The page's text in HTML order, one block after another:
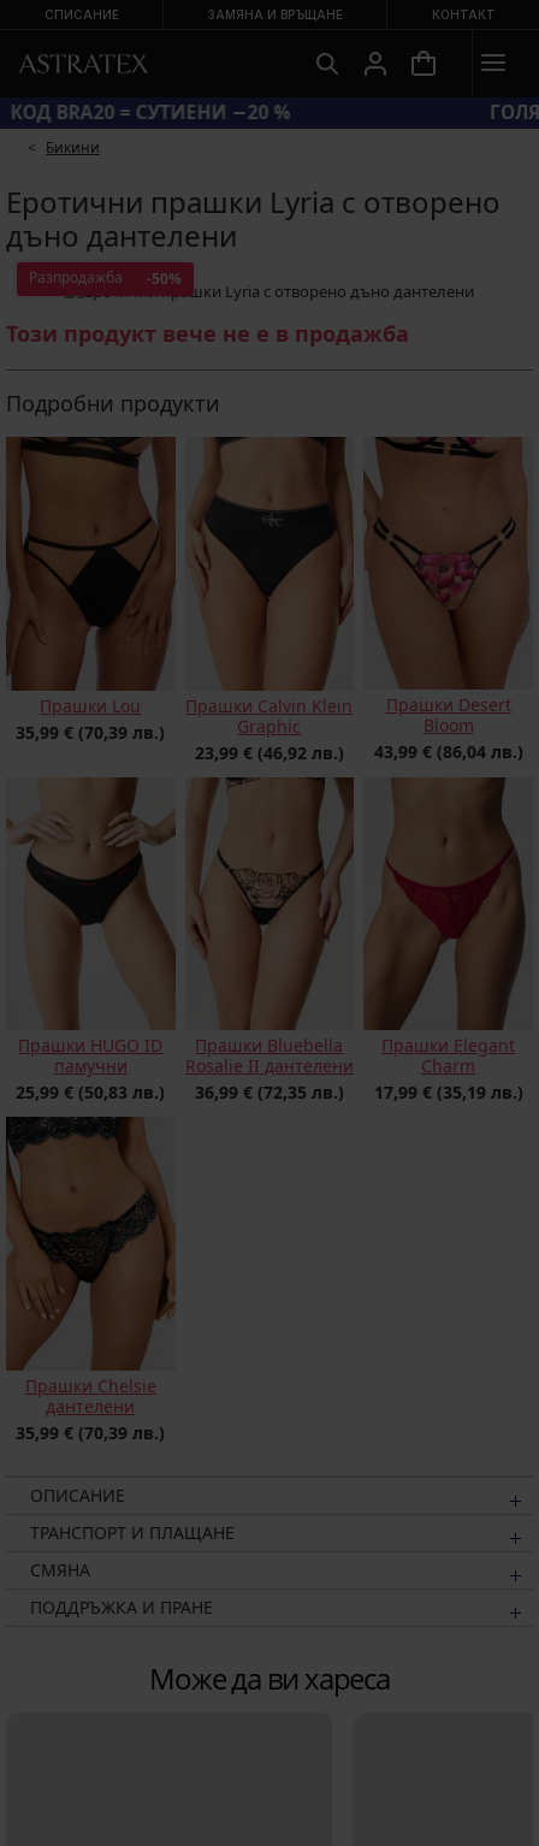
СПИСАНИЕ ЗАМЯНА И ВРЪЩАНЕ КОНТАКТ
КОД BRA20 = СУТИЕНИ −20 %
Бикини
Еротични прашки Lyria с отворено
дъно дантелени
Разпродажба -50%
Този продукт вече не е в продажба
Подробни продукти
Прашки Lou
35,99 € (70,39 лв.)
Прашки Calvin Klein
Graphic
23,99 € (46,92 лв.)
Прашки Desert
Bloom
43,99 € (86,04 лв.)
Прашки HUGO ID
памучни
25,99 € (50,83 лв.)
Прашки Bluebella
Rosalie II дантелени
36,99 € (72,35 лв.)
Прашки Elegant
Charm
17,99 € (35,19 лв.)
Прашки Chelsie
дантелени
35,99 € (70,39 лв.)
ОПИСАНИЕ
ТРАНСПОРТ И ПЛАЩАНЕ
СМЯНА
ПОДДРЪЖКА И ПРАНЕ
Може да ви хареса